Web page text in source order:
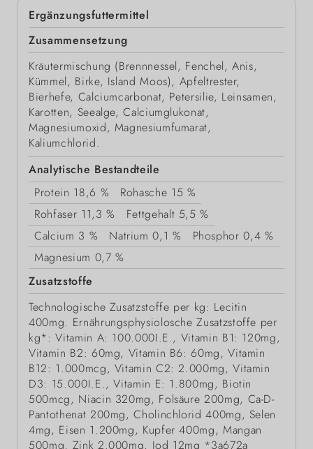
Ergänzungsfuttermittel
Zusammensetzung
Kräutermischung (Brennnessel, Fenchel, Anis,
Kümmel, Birke, Island Moos), Apfeltrester,
Bierhefe, Calciumcarbonat, Petersilie, Leinsamen,
Karotten, Seealge, Calciumglukonat,
Magnesiumoxid, Magnesiumfumarat,
Kaliumchlorid.
Analytische Bestandteile
Protein 18,6 % Rohasche 15 %
Rohfaser 11,3 % Fettgehalt 5,5 %
Calcium 3 % Natrium 0,1 % Phosphor 0,4 %
Magnesium 0,7 %
Zusatzstoffe
Technologische Zusatzstoffe per kg: Lecitin
400mg. Ernährungsphysiolosche Zusatzstoffe per
kg*: Vitamin A: 100.000I.E., Vitamin B1: 120mg,
Vitamin B2: 60mg, Vitamin B6: 60mg, Vitamin
B12: 1.000mcg, Vitamin C2: 2.000mg, Vitamin
D3: 15.000I.E., Vitamin E: 1.800mg, Biotin
500mcg, Niacin 320mg, Folsäure 200mg, Ca-D-
Pantothenat 200mg, Cholinchlorid 400mg, Selen
4mg, Eisen 1.200mg, Kupfer 400mg, Mangan
500mg, Zink 2.000mg, Jod 12mg *3a672a